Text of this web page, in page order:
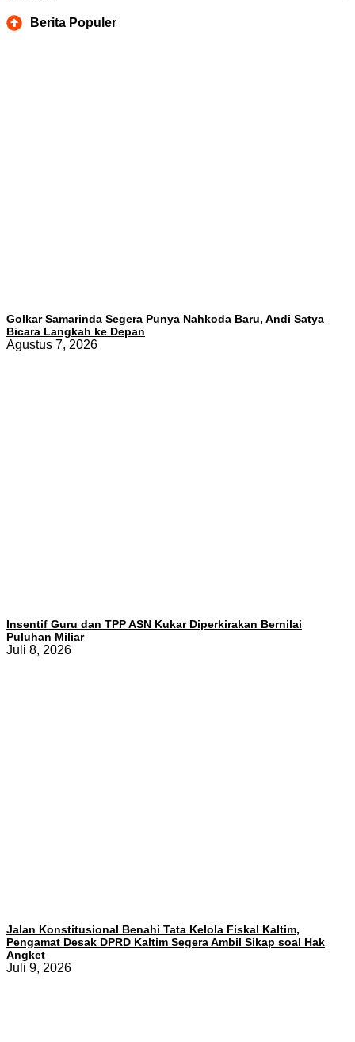
Berita Populer
Golkar Samarinda Segera Punya Nahkoda Baru, Andi Satya
Bicara Langkah ke Depan
Agustus 7, 2026
Insentif Guru dan TPP ASN Kukar Diperkirakan Bernilai
Puluhan Miliar
Juli 8, 2026
Jalan Konstitusional Benahi Tata Kelola Fiskal Kaltim,
Pengamat Desak DPRD Kaltim Segera Ambil Sikap soal Hak
Angket
Juli 9, 2026